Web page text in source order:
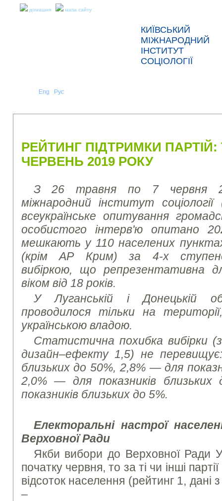
домашня мапа сайту
КИЇВСЬКИЙ
МІЖНАРОДНИЙ
ІНСТИТУТ
СОЦІОЛОГІЇ
Eng Рус
РЕЙТИНГ ПІДТРИМКИ
ЧЕРВЕНЬ 2019 РОКУ
З 26 травня по 7 червня
міжнародний інститут
всеукраїнське опитування
особистого інтерв'ю опитано
мешкають у 110 населених пунктах
(крім АР Крим) за 4-х
вибіркою, що репрезентативна
віком від 18 років.
У Луганській і Донецькій
проводилося тільки на
українською владою.
Статистична похибка вибірки (з
дизайн–ефекту 1,5) не
близьких до 50%, 2,8% — для
2,0% — для показників
показників близьких до 5%.
Електоральні настрої
Верховної Ради
Якби вибори до Верховної Ради
початку червня, то за ті чи інші
відсоток населення (рейтинг 1, дані
–